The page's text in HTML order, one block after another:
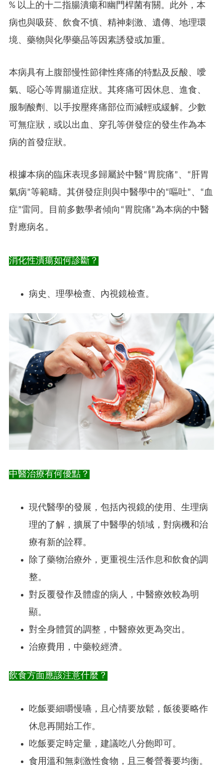
% 以上的十二指腸潰瘍和幽門桿菌有關。此外，本
病也與吸菸、飲食不慎、精神刺激、遺傳、地理環
境、藥物與化學藥品等因素誘發或加重。
本病具有上腹部慢性節律性疼痛的特點及反酸、噯
氣、噁心等胃腸道症狀。其疼痛可因休息、進食、
服制酸劑、以手按壓疼痛部位而減輕或緩解。少數
可無症狀，或以出血、穿孔等併發症的發生作為本
病的首發症狀。
根據本病的臨床表現多歸屬於中醫“胃脘痛”、“肝胃
氣病”等範疇。其併發症則與中醫學中的“嘔吐”、“血
症”雷同。目前多數學者傾向“胃脘痛”為本病的中醫
對應病名。
消化性潰瘍如何診斷？
病史、理學檢查、內視鏡檢查。
中醫治療有何優點？
現代醫學的發展，包括內視鏡的使用、生理病
理的了解，擴展了中醫學的領域，對病機和治
療有新的詮釋。
除了藥物治療外，更重視生活作息和飲食的調
整。
對反覆發作及體虛的病人，中醫療效較為明
顯。
對全身體質的調整，中醫療效更為突出。
治療費用，中藥較經濟。
飲食方面應該注意什麼？
吃飯要細嚼慢嚥，且心情要放鬆，飯後要略作
休息再開始工作。
吃飯要定時定量，建議吃八分飽即可。
食用溫和無刺激性食物，且三餐營養要均衡。